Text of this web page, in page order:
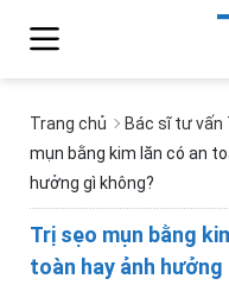
Trang chủ Bác sĩ tư vấn
mụn bằng kim lăn có an
hưởng gì không?
Trị sẹo mụn bằng
toàn hay ảnh